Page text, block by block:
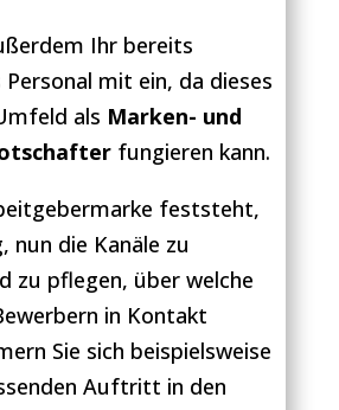
Ihr bereits
mit ein, da dieses
als Marken- und
fungieren kann.
feststeht,
nun die Kanäle zu
zu pflegen, über welche
in Kontakt
Sie sich beispielsweise
Auftritt in den